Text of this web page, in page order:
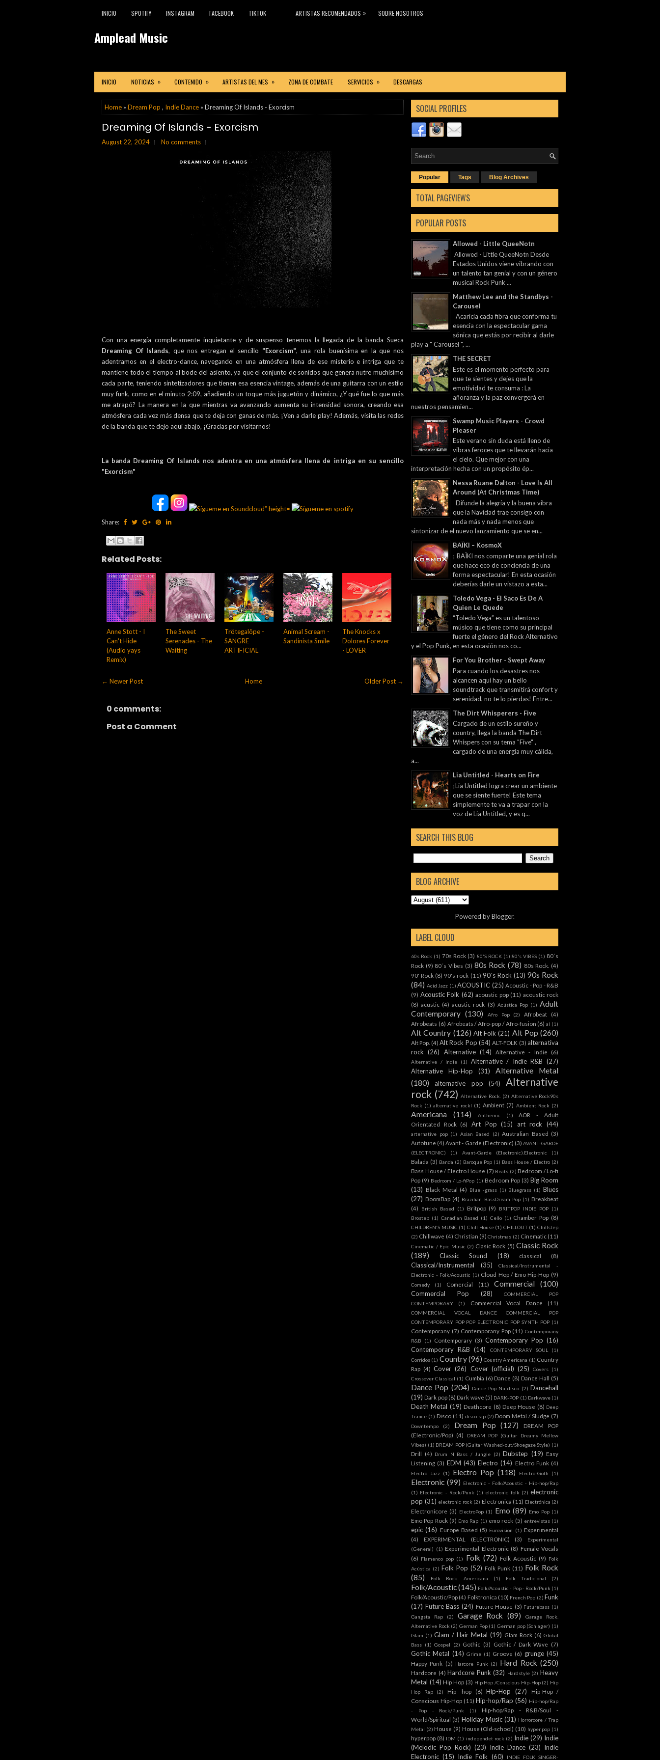
INICIO SPOTIFY INSTAGRAM FACEBOOK TIKTOK ARTISTAS RECOMENDADOS » SOBRE NOSOTROS
Amplead Music
INICIO NOTICIAS » CONTENIDO » ARTISTAS DEL MES » ZONA DE COMBATE SERVICIOS » DESCARGAS
Home » Dream Pop , Indie Dance » Dreaming Of Islands - Exorcism
Dreaming Of Islands - Exorcism
August 22, 2024 No comments
Con una energía completamente inquietante y de suspenso tenemos la llegada de la banda Sueca
Dreaming Of Islands, que nos entregan el sencillo "Exorcism", una rola buenísima en la que nos
adentramos en el electro-dance, navegando en una atmósfera llena de ese misterio e intriga que te
mantiene todo el tiempo al bode del asiento, ya que el conjunto de sonidos que genera nutre muchísimo
cada parte, teniendo sintetizadores que tienen esa esencia vintage, además de una guitarra con un estilo
muy funk, como en el minuto 2:09, añadiendo un toque más juguetón y dinámico, ¿Y qué fue lo que más
me atrapó? La manera en la que mientras va avanzando aumenta su intensidad sonora, creando esa
atmósfera cada vez más densa que te deja con ganas de más. ¡Ven a darle play! Además, visita las redes
de la banda que te dejo aquí abajo, ¡Gracias por visitarnos!
La banda Dreaming Of Islands nos adentra en una atmósfera llena de intriga en su sencillo
"Exorcism"
Share:
Related Posts:
Anne Stott - I
Can't Hide
(Audio yays
Remix)
The Sweet
Serenades - The
Waiting
Trötegalôpe -
SANGRE
ARTIFICIAL
Animal Scream -
Sandinista Smile
The Knocks x
Dolores Forever
- LOVER
← Newer Post Older Post →
Home
0 comments:
Post a Comment
SOCIAL PROFILES
Popular Tags Blog Archives
TOTAL PAGEVIEWS
POPULAR POSTS
Allowed - Little QueeNotn
Allowed - Little QueeNotn Desde
Estados Unidos viene vibrando con
un talento tan genial y con un género
musical Rock Punk ...
Matthew Lee and the Standbys -
Carousel
Acaricia cada fibra que conforma tu
esencia con la espectacular gama
sónica que estás por recibir al darle
play a " Carousel ", ...
THE SECRET
Este es el momento perfecto para
que te sientes y dejes que la
emotividad te consuma : La
añoranza y la paz convergerá en
nuestros pensamien...
Swamp Music Players - Crowd
Pleaser
Este verano sin duda está lleno de
vibras feroces que te llevarán hacia
el cielo. Que mejor con una
interpretación hecha con un propósito ép...
Nessa Ruane Dalton - Love Is All
Around (At Christmas Time)
Difunde la alegría y la buena vibra
que la Navidad trae consigo con
nada más y nada menos que
sintonizar de el nuevo lanzamiento que se en...
BAÏKI – KosmoX
¡ BAÏKI nos comparte una genial rola
que hace eco de conciencia de una
forma espectacular! En esta ocasión
deberías darle un vistazo a esta...
Toledo Vega - El Saco Es De A
Quien Le Quede
“Toledo Vega” es un talentoso
músico que tiene como su principal
fuerte el género del Rock Alternativo
y el Pop Punk, en esta ocasión nos co...
For You Brother - Swept Away
Para cuando los desastres nos
alcancen aquí hay un bello
soundtrack que transmitirá confort y
serenidad, no te lo pierdas! Entre...
The Dirt Whisperers - Five
Cargado de un estilo sureño y
country, llega la banda The Dirt
Whispers con su tema "Five" ,
cargado de una energía muy cálida,
a...
Lia Untitled - Hearts on Fire
¡Lia Untitled logra crear un ambiente
que se siente fuerte! Este tema
simplemente te va a trapar con la
voz de Lia Untitled, y es q...
SEARCH THIS BLOG
BLOG ARCHIVE
Powered byBlogger.
LABEL CLOUD
60s Rock (1) 70s Rock (3) 80'S ROCK (1) 80's VIBES (1) 80´s
Rock (9) 80´s Vibes (3) 80s Rock (78) 80s Rock. (4)
90' Rock (8) 90's rock (11) 90´s Rock (13) 90s Rock
(84) Acid Jazz (1) ACOUSTIC (25) Acoustic - Pop - R&B
(9) Acoustic Folk (62) acoustic pop (11) acoustic rock
(8) acustic (4) acustic rock (3) Acústica Pop (1) Adult
Contemporary (130) Afro Pop (2) Afrobeat
(4)
Afrobeats (6) Afrobeats / Afro-pop / Afro-fusion (6) al (1)
Alt Country (126) Alt Folk (21) Alt Pop (260)
Alt Pop. (4) Alt Rock Pop (54) ALT-FOLK (3) alternativa
rock (26) Alternative (14) Alternative - Indie (6)
Alternative / Indie (1) Alternative / Indie R&B (27)
Alternative Hip-Hop
(31)
Alternative Metal
(180)
alternative pop (54)
Alternative
rock (742) Alternative Rock. (2) Alternative Rock90s
Rock (1) alternative rockl (1) Ambient (7) Ambient Rock (2)
Americana (114) Anthemic (1)
AOR - Adult
Orientated Rock (6) Art Pop (15) art rock (44)
arternative pop (1) Asian Based (2) Australian Based (3)
Autotune (4) Avant - Garde (Electronic) (3) AVANT-GARDE
(ELECTRONIC)
(1) Avant-Garde (Electronic).Electronic (1)
Balada (3) Banda (2) Baroque Pop (1) Bass House / Electro (2)
Bass House / Electro House (7) Beats (2) Bedroom / Lo-fi
Pop (9) Bedroom / Lo-fiPop (1) Bedroom Pop (3) Big Room
(13) Black Metal (4) Blue -grass (1) Bluegrass (1) Blues
(27) BoomBap (4) Brazilian BassDream Pop (1) Breakbeat
(4)
British Based (1) Britpop (9) BRITPOP INDIE POP (1)
Brostep (1) Canadian Based (1) Cello (1) Chamber Pop (8)
CHILDREN'S MUSIC (1) Chill House (1) CHILLOUT (1) Chillstep
(2) Chillwave (4) Christian (9) Christmas (2) Cinematic (11)
Cinematic / Epic Music (2) Clasic Rock (5) Classic Rock
(189)
Classic Sound (18) classical (8)
Classical/Instrumental (35)
Classical/Instrumental -
Electronic - Folk/Acoustic (1) Cloud Hop / Emo Hip-Hop (9)
Comedy (1) Comercial (11) Commercial (100)
Commercial Pop (28)
COMMERCIAL POP
CONTEMPORARY
(1) Commercial Vocal Dance (11)
COMMERCIAL VOCAL DANCE COMMERCIAL POP
CONTEMPORARY POP POP ELECTRONIC POP SYNTH POP (1)
Contemporany (7) Contemporany Pop (11) Contemporany
R&B
(1) Contemporary (3) Contemporary Pop (16)
Contemporary R&B (14) CONTEMPORARY SOUL
(1)
Corridos (1) Country(96) Country Americana (1) Country
Rap (4) Cover (26) Cover (official) (25) Covers (1)
Crossover Classical (1) Cumbia (6) Dance (8) Dance Hall (5)
Dance Pop (204) Dance Pop Nu-disco (2) Dancehall
(19) Dark pop (8) Dark wave (5) DARK-POP (1) Darkwave (1)
Death Metal (19) Deathcore (8) Deep House (8) Deep
Trance (1) Disco (11) disco rap (2) Doom Metal / Sludge (7)
Downtempo (2) Dream Pop (127)
DREAM POP
(Electronic/Pop) (4)
DREAM POP (Guitar Dreamy Mellow
Vibes) (1) DREAM POP (Guitar Washed-out/Shoegaze Style) (1)
Drill (4) Drum N Bass / Jungle (2) Dubstep (19) Easy
Listening (3) EDM (43) Electro (14) Electro Funk (4)
Electro Jazz (1) Electro Pop (118) Electro-Goth (1)
Electronic (99) Electronic - Folk/Acoustic - Hip-hop/Rap
(1) Electronic - Rock/Punk (1) electronic folk (2) electronic
pop (31) electronic rock (2) Electronica (11) Electrónica (2)
Electronicore (3) ElectroPop (1) Emo (89) Emo Pop (1)
Emo Pop Rock (9) Emo Rap (1) emo rock (5) entrevistas (1)
epic (16) Europe Based (5) Eurovision (1) Experimental
(4)
EXPERIMENTAL (ELECTRONIC) (3)
Experimental
(General) (1) Experimental Electronic (8) Female Vocals
(6) Flamenco pop (1) Folk (72) Folk Acoustic (9) Folk
Acústica (2) Folk Pop (52) Folk Punk (11) Folk Rock
(85)
Folk Rock. Americana (1) Folk Tradicional (2)
Folk/Acoustic(145) Folk/Acoustic - Pop - Rock/Punk (1)
Folk/Acoustic/Pop (4) Folktronica (10) French Pop (2) Funk
(17) Future Bass (24) Future House (3) Futurebass (1)
Gangsta Rap
(2) Garage Rock (89)
Garage Rock.
Alternative Rock (2) German Pop (1) German pop (Schlager) (1)
Glam (1) Glam / Hair Metal (19) Glam Rock (6) Global
Bass (1) Gospel (2) Gothic (3) Gothic / Dark Wave (7)
Gothic Metal (14) Grime (1) Groove (6) grunge (45)
Happy Punk (5) Harcore Punk (2) Hard Rock (250)
Hardcore (4) Hardcore Punk (32) Hardstyle (2) Heavy
Metal (14) Hip Hop (3) Hip Hop /Conscious Hip-Hop (2) Hip
Hop Rap
(2) Hip- hop (6) Hip-Hop (27)
Hip-Hop /
Conscious Hip-Hop (11) Hip-hop/Rap (56) Hip-hop/Rap
- Pop - Rock/Punk
(1)
Hip-hop/Rap - R&B/Soul -
World/Spiritual (3) Holiday Music (31) Horrorcore / Trap
Metal (2) House (9) House (Old-school) (10) hyper pop (1)
hyperpop (8) IDM (1) independet rock (2) Indie (29) Indie
(Melodic Pop Rock) (23) Indie Dance (23) Indie
Electronic (15) Indie Folk (60) INDIE FOLK SINGER-